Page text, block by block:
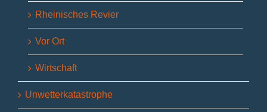
Rheinisches Revier
Vor Ort
Wirtschaft
Unwetterkatastrophe